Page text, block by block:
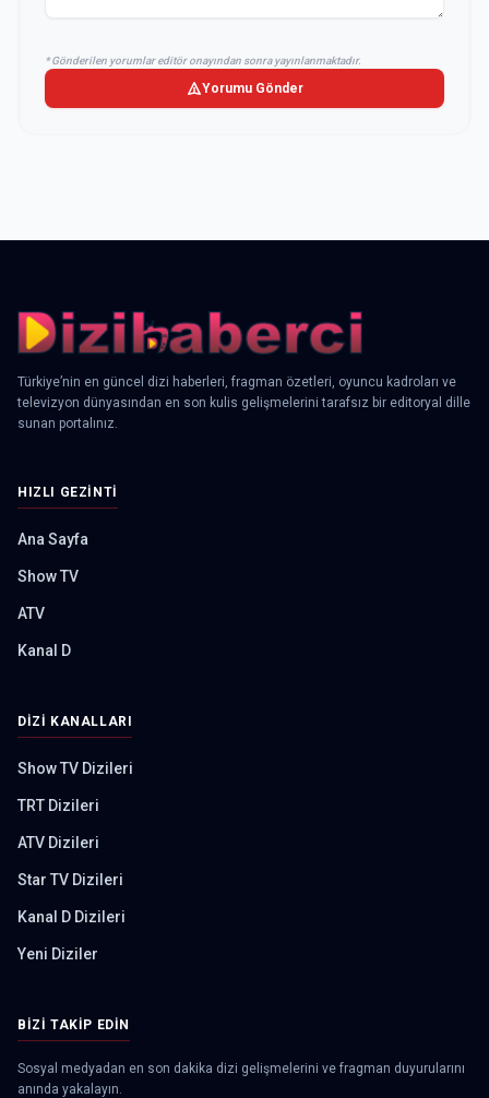
* Gönderilen yorumlar editör onayından sonra yayınlanmaktadır.
Yorumu Gönder
Türkiye’nin en güncel dizi haberleri, fragman özetleri, oyuncu kadroları ve
televizyon dünyasından en son kulis gelişmelerini tarafsız bir editoryal dille
sunan portalınız.
HIZLI GEZINTI
Ana Sayfa
Show TV
ATV
Kanal D
DIZI KANALLARI
Show TV Dizileri
TRT Dizileri
ATV Dizileri
Star TV Dizileri
Kanal D Dizileri
Yeni Diziler
BIZI TAKIP EDIN
Sosyal medyadan en son dakika dizi gelişmelerini ve fragman duyurularını
anında yakalayın.